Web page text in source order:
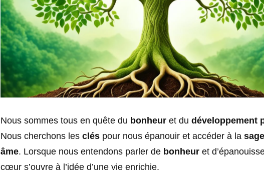
Nous sommes tous en quête du bonheur et du développement
Nous cherchons les clés pour nous épanouir et accéder à la
âme. Lorsque nous entendons parler de bonheur et
cœur s’ouvre à l’idée d’une vie enrichie.